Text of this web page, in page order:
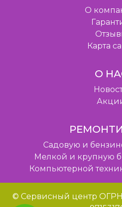
O
Карта
О
Садовую и
Мелкой и крупную
Компьютерной
© Сервисный центр